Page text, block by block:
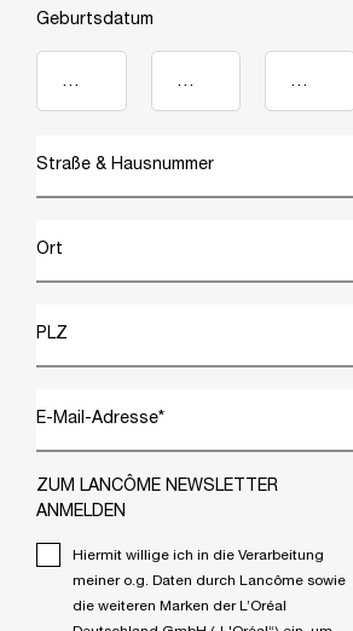
Geburtsdatum
Straße & Hausnummer
Ort
PLZ
E-Mail-Adresse*
ZUM LANCÔME NEWSLETTER
ANMELDEN
Hiermit willige ich in die Verarbeitung
meiner o.g. Daten durch Lancôme sowie
die weiteren Marken der L’Oréal